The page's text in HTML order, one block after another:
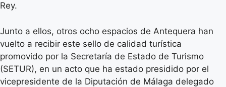
Rey.
Junto a ellos, otros ocho espacios de Antequera han
vuelto a recibir este sello de calidad turística
promovido por la Secretaría de Estado de Turismo
(SETUR), en un acto que ha estado presidido por el
vicepresidente de la Diputación de Málaga delegado